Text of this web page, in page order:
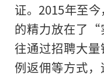
证。2015年至
的精力放在了
往通过招聘大
例返佣等方式